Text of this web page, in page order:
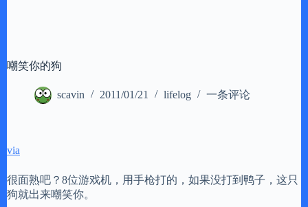
嘲笑你的狗
scavin 2011/01/21 lifelog 一条评论
via
很面熟吧？8位游戏机，用手枪打的，如果没打到鸭子，这只
狗就出来嘲笑你。